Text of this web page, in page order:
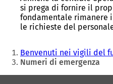
si prega di fornire il
fondamentale rimanere
le richieste del
Siete
qui:
Benvenuti nei vigili del
Numeri di emergenza